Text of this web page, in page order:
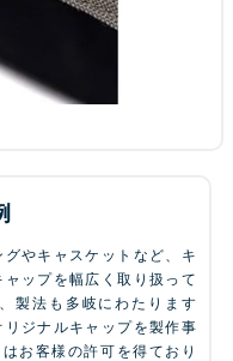
やキャスケットなど、キ
ップを幅広く取り扱って
製法も多岐にわたります
ジナルキャップを製作事
お客様の許可を得ており